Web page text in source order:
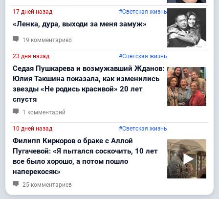
17 дней назад #Светская жизнь
«Ленка, дура, выходи за меня замуж»
19 комментариев
23 дня назад #Светская жизнь
Седая Пушкарева и возмужавший Жданов:
Юлия Такшина показала, как изменились
звезды «Не родись красивой» 20 лет
спустя
1 комментарий
10 дней назад #Светская жизнь
Филипп Киркоров о браке с Аллой
Пугачевой: «Я пытался соскочить, 10 лет
все было хорошо, а потом пошло
наперекосяк»
25 комментариев